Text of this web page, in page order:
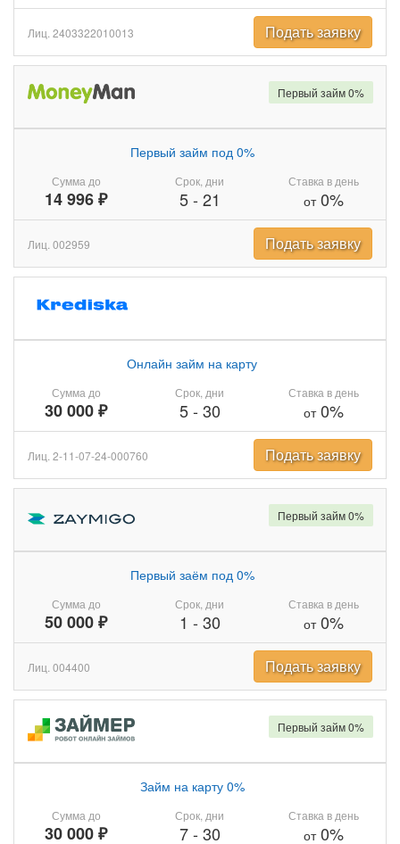
Лиц. 2403322010013 Подать заявку
Сумма до
14 996 ₽
Первый займ под 0%
Срок, дни
5- 21
Ставка в день
от0%
Первый займ 0%
Лиц. 002959 Подать заявку
Сумма до
30 000 ₽
Онлайн займ на карту
Срок, дни
5- 30
Ставка в день
от0%
Лиц. 2-11-07-24-000760 Подать заявку
Сумма до
50 000 ₽
Первый заём под 0%
Срок, дни
1 - 30
Ставка в день
от0%
Первый займ 0%
Лиц. 004400 Подать заявку
Сумма до
30 000 ₽
Займ на карту 0%
Срок, дни
7- 30
Ставка в день
от0%
Первый займ 0%